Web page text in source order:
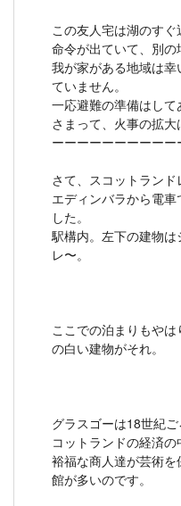
この友人宅は湖のす
命令が出ていて、別の
我が家がある地域は
ていません。
一応避難の準備はし
さまって、火事の拡大
ーーーーーーーーー
さて、スコットランド
エディンバラから電
した。
駅構内。左下の建物
レ〜。
ここでの泊まりもや
の白い建物がそれ。
グラスゴーは18世紀
コットランドの経済の
裕福な商人達が芸術
館が多いのです。